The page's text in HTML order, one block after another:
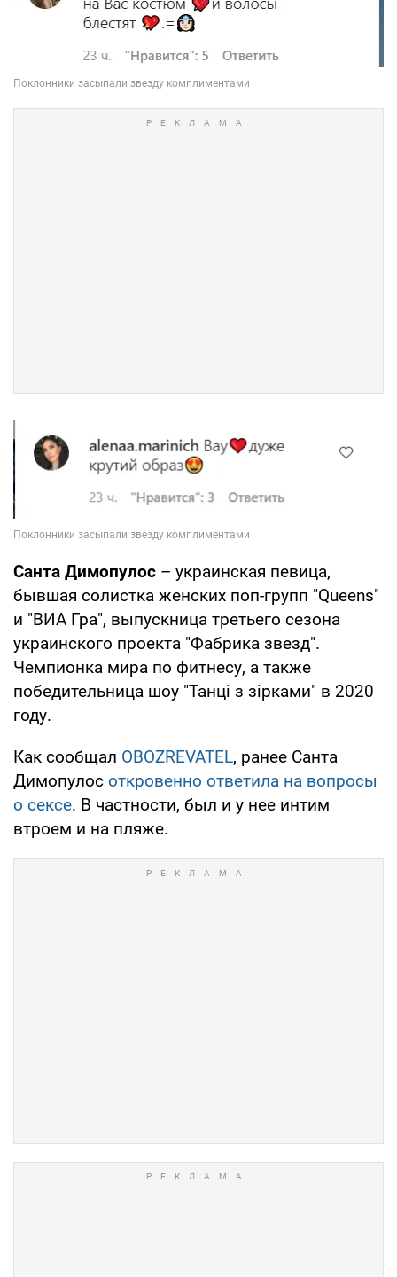
Санта Димопулос – украинская певица,
бывшая солистка женских поп-групп "Queens"
и "ВИА Гра", выпускница третьего сезона
украинского проекта "Фабрика звезд".
Чемпионка мира по фитнесу, а также
победительница шоу "Танці з зірками" в 2020
году.
Как сообщал OBOZREVATEL, ранее Санта
Димопулос откровенно ответила на вопросы
о сексе. В частности, был и у нее интим
втроем и на пляже.